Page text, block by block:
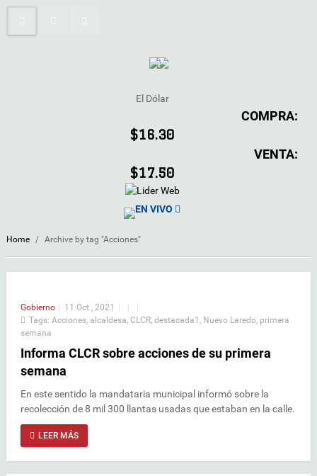
El Dólar
COMPRA:
$16.30
VENTA:
$17.50
EN VIVO
Home / Archive by tag "Acciones"
Gobierno | 11 Oct , 2021 | |
|
Tags: Acciones alcaldesa CLCR destacada1 Nuevo Laredo primera
semana
Informa CLCR sobre acciones de su primera
semana
En este sentido la mandataria municipal informó sobre la
recolección de 8 mil 300 llantas usadas que estaban en la calle.
LEER MÁS